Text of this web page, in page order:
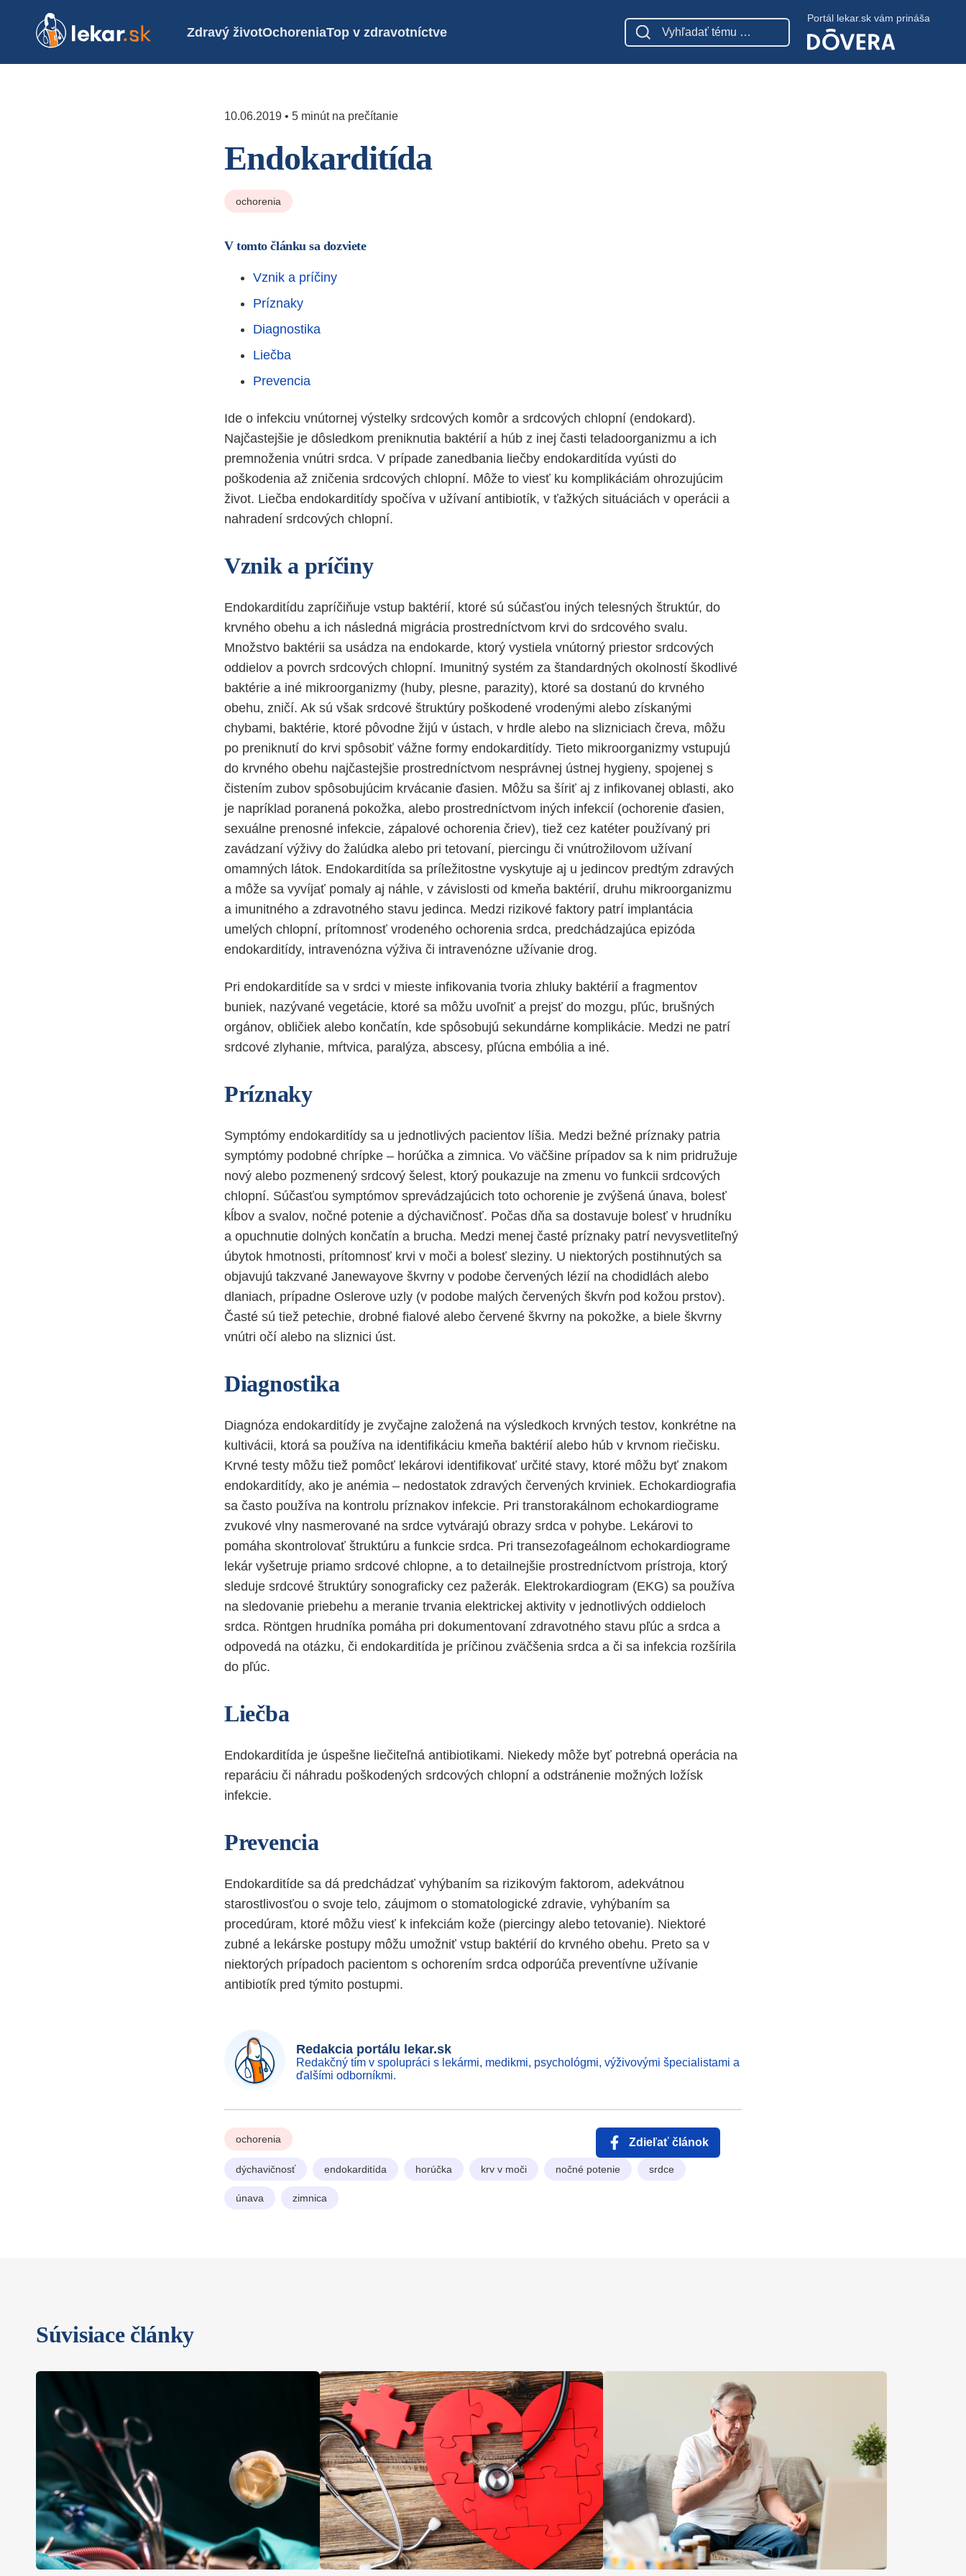
Zdravý životOchoreniaTop v zdravotníctve
Portál lekar.sk vám prináša
10.06.2019 • 5 minút na prečítanie
Endokarditída
ochorenia
V tomto článku sa dozviete
Vznik a príčiny
Príznaky
Diagnostika
Liečba
Prevencia
Ide o infekciu vnútornej výstelky srdcových komôr a srdcových chlopní (endokard).
Najčastejšie je dôsledkom preniknutia baktérií a húb z inej časti teladoorganizmu a ich
premnoženia vnútri srdca. V prípade zanedbania liečby endokarditída vyústi do
poškodenia až zničenia srdcových chlopní. Môže to viesť ku komplikáciám ohrozujúcim
život. Liečba endokarditídy spočíva v užívaní antibiotík, v ťažkých situáciách v operácii a
nahradení srdcových chlopní.
Vznik a príčiny
Endokarditídu zapríčiňuje vstup baktérií, ktoré sú súčasťou iných telesných štruktúr, do
krvného obehu a ich následná migrácia prostredníctvom krvi do srdcového svalu.
Množstvo baktérii sa usádza na endokarde, ktorý vystiela vnútorný priestor srdcových
oddielov a povrch srdcových chlopní. Imunitný systém za štandardných okolností škodlivé
baktérie a iné mikroorganizmy (huby, plesne, parazity), ktoré sa dostanú do krvného
obehu, zničí. Ak sú však srdcové štruktúry poškodené vrodenými alebo získanými
chybami, baktérie, ktoré pôvodne žijú v ústach, v hrdle alebo na slizniciach čreva, môžu
po preniknutí do krvi spôsobiť vážne formy endokarditídy. Tieto mikroorganizmy vstupujú
do krvného obehu najčastejšie prostredníctvom nesprávnej ústnej hygieny, spojenej s
čistením zubov spôsobujúcim krvácanie ďasien. Môžu sa šíriť aj z infikovanej oblasti, ako
je napríklad poranená pokožka, alebo prostredníctvom iných infekcií (ochorenie ďasien,
sexuálne prenosné infekcie, zápalové ochorenia čriev), tiež cez katéter používaný pri
zavádzaní výživy do žalúdka alebo pri tetovaní, piercingu či vnútrožilovom užívaní
omamných látok. Endokarditída sa príležitostne vyskytuje aj u jedincov predtým zdravých
a môže sa vyvíjať pomaly aj náhle, v závislosti od kmeňa baktérií, druhu mikroorganizmu
a imunitného a zdravotného stavu jedinca. Medzi rizikové faktory patrí implantácia
umelých chlopní, prítomnosť vrodeného ochorenia srdca, predchádzajúca epizóda
endokarditídy, intravenózna výživa či intravenózne užívanie drog.
Pri endokarditíde sa v srdci v mieste infikovania tvoria zhluky baktérií a fragmentov
buniek, nazývané vegetácie, ktoré sa môžu uvoľniť a prejsť do mozgu, pľúc, brušných
orgánov, obličiek alebo končatín, kde spôsobujú sekundárne komplikácie. Medzi ne patrí
srdcové zlyhanie, mŕtvica, paralýza, abscesy, pľúcna embólia a iné.
Príznaky
Symptómy endokarditídy sa u jednotlivých pacientov líšia. Medzi bežné príznaky patria
symptómy podobné chrípke – horúčka a zimnica. Vo väčšine prípadov sa k nim pridružuje
nový alebo pozmenený srdcový šelest, ktorý poukazuje na zmenu vo funkcii srdcových
chlopní. Súčasťou symptómov sprevádzajúcich toto ochorenie je zvýšená únava, bolesť
kĺbov a svalov, nočné potenie a dýchavičnosť. Počas dňa sa dostavuje bolesť v hrudníku
a opuchnutie dolných končatín a brucha. Medzi menej časté príznaky patrí nevysvetliteľný
úbytok hmotnosti, prítomnosť krvi v moči a bolesť sleziny. U niektorých postihnutých sa
objavujú takzvané Janewayove škvrny v podobe červených lézií na chodidlách alebo
dlaniach, prípadne Oslerove uzly (v podobe malých červených škvŕn pod kožou prstov).
Časté sú tiež petechie, drobné fialové alebo červené škvrny na pokožke, a biele škvrny
vnútri očí alebo na sliznici úst.
Diagnostika
Diagnóza endokarditídy je zvyčajne založená na výsledkoch krvných testov, konkrétne na
kultivácii, ktorá sa používa na identifikáciu kmeňa baktérií alebo húb v krvnom riečisku.
Krvné testy môžu tiež pomôcť lekárovi identifikovať určité stavy, ktoré môžu byť znakom
endokarditídy, ako je anémia – nedostatok zdravých červených krviniek. Echokardiografia
sa často používa na kontrolu príznakov infekcie. Pri transtorakálnom echokardiograme
zvukové vlny nasmerované na srdce vytvárajú obrazy srdca v pohybe. Lekárovi to
pomáha skontrolovať štruktúru a funkcie srdca. Pri transezofageálnom echokardiograme
lekár vyšetruje priamo srdcové chlopne, a to detailnejšie prostredníctvom prístroja, ktorý
sleduje srdcové štruktúry sonograficky cez pažerák. Elektrokardiogram (EKG) sa používa
na sledovanie priebehu a meranie trvania elektrickej aktivity v jednotlivých oddieloch
srdca. Röntgen hrudníka pomáha pri dokumentovaní zdravotného stavu pľúc a srdca a
odpovedá na otázku, či endokarditída je príčinou zväčšenia srdca a či sa infekcia rozšírila
do pľúc.
Liečba
Endokarditída je úspešne liečiteľná antibiotikami. Niekedy môže byť potrebná operácia na
reparáciu či náhradu poškodených srdcových chlopní a odstránenie možných ložísk
infekcie.
Prevencia
Endokarditíde sa dá predchádzať vyhýbaním sa rizikovým faktorom, adekvátnou
starostlivosťou o svoje telo, záujmom o stomatologické zdravie, vyhýbaním sa
procedúram, ktoré môžu viesť k infekciám kože (piercingy alebo tetovanie). Niektoré
zubné a lekárske postupy môžu umožniť vstup baktérií do krvného obehu. Preto sa v
niektorých prípadoch pacientom s ochorením srdca odporúča preventívne užívanie
antibiotík pred týmito postupmi.
Redakcia portálu lekar.sk
Redakčný tím v spolupráci s lekármi, medikmi, psychológmi, výživovými špecialistami a
ďalšími odborníkmi.
ochorenia Zdieľať článok
dýchavičnosť endokarditída horúčka krv v moči nočné potenie srdce
únava zimnica
Súvisiace články